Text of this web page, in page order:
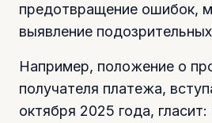
предотвращение ошибок,
выявление
Например, положение о
получателя платежа,
октября 2025 года,